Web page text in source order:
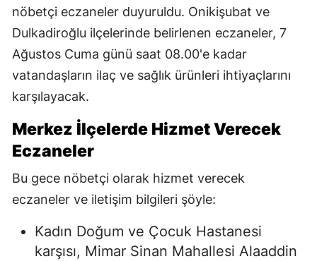
nöbetçi eczaneler duyuruldu. Onikişubat ve
Dulkadiroğlu ilçelerinde belirlenen eczaneler, 7
Ağustos Cuma günü saat 08.00'e kadar
vatandaşların ilaç ve sağlık ürünleri ihtiyaçlarını
karşılayacak.
Merkez İlçelerde Hizmet Verecek
Eczaneler
Bu gece nöbetçi olarak hizmet verecek
eczaneler ve iletişim bilgileri şöyle:
Kadın Doğum ve Çocuk Hastanesi
karşısı, Mimar Sinan Mahallesi Alaaddin